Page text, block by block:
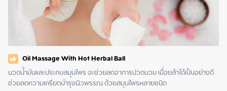
Oil Massage With Hot Herbal Ball
นวดน้ำมันและประคบสมุนไพร จะช่วยลดอาการปวดบวม เมื่อยล้าได้เป็นอย่างดี
ช่วยลดความเครียดบำรุงผิวพรรณ ด้วยสมุนไพรหลายชนิด